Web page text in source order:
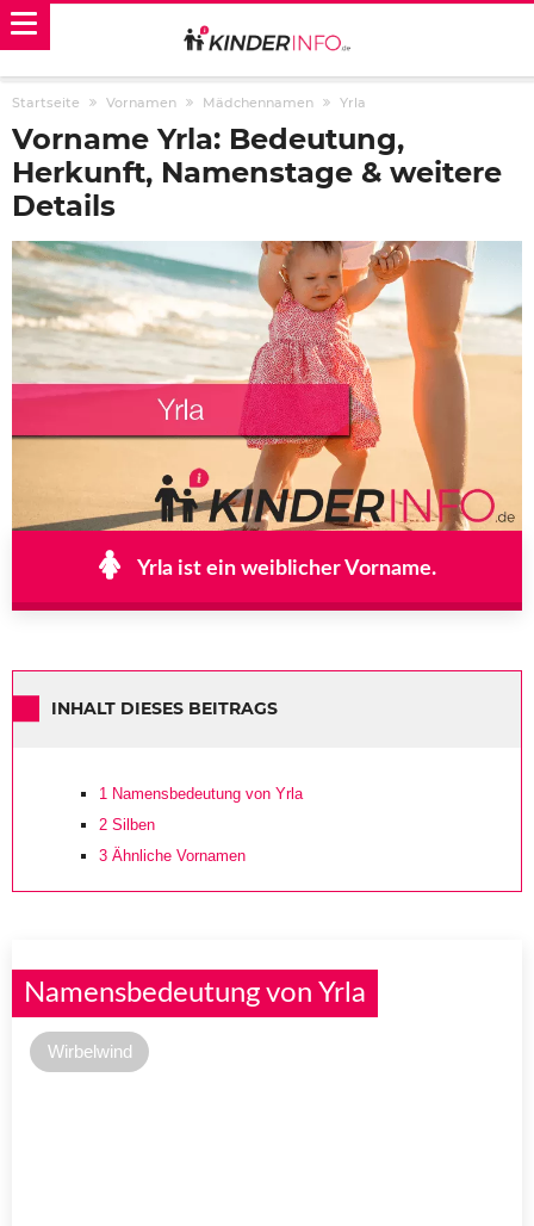
Startseite Vornamen Mädchennamen Yrla
Vorname Yrla: Bedeutung,
Herkunft, Namenstage & weitere
Details
Yrla ist ein weiblicher Vorname.
INHALT DIESES BEITRAGS
1 Namensbedeutung von Yrla
2 Silben
3 Ähnliche Vornamen
Namensbedeutung von Yrla
Wirbelwind